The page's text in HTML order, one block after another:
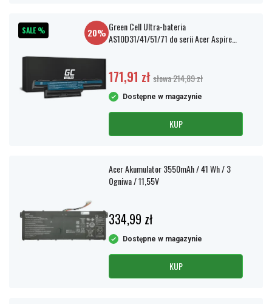
SALE % 20% Green Cell Ultra-bateria
AS10D31/41/51/71 do serii Acer Aspire
171,91 zł słowa 214,89 zł
Dostępne w magazynie
KUP
Acer Akumulator 3550mAh / 41 Wh / 3
Ogniwa / 11,55V
334,99 zł
Dostępne w magazynie
KUP